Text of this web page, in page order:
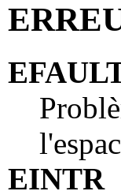
EINTR